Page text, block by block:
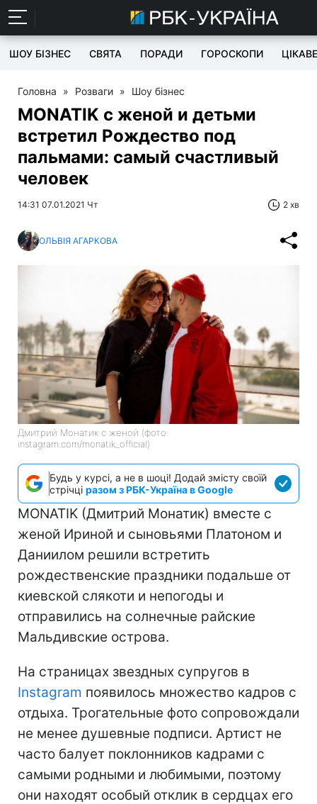
ШОУ БІЗНЕС СВЯТА ПОРАДИ ГОРОСКОПИ ЦІКАВЕ
Головна » Розваги » Шоу бізнес
MONATIK с женой и детьми
встретил Рождество под
пальмами: самый счастливый
человек
14:31 07.01.2021 Чт 2 хв
ОЛЬВІЯ АГАРКОВА
Дмитрий Монатик с женой (фото:
instagram.com/monatik_official)
Будь у курсі, а не в шоці! Додай змісту своїй
стрічці разом з РБК-Україна в Google
MONATIK (Дмитрий Монатик) вместе с
женой Ириной и сыновьями Платоном и
Даниилом решили встретить
рождественские праздники подальше от
киевской слякоти и непогоды и
отправились на солнечные райские
Мальдивские острова.
На страницах звездных супругов в
Instagram появилось множество кадров с
отдыха. Трогательные фото сопровождали
не менее душевные подписи. Артист не
часто балует поклонников кадрами с
самыми родными и любимыми, поэтому
они находят особый отклик в сердцах его